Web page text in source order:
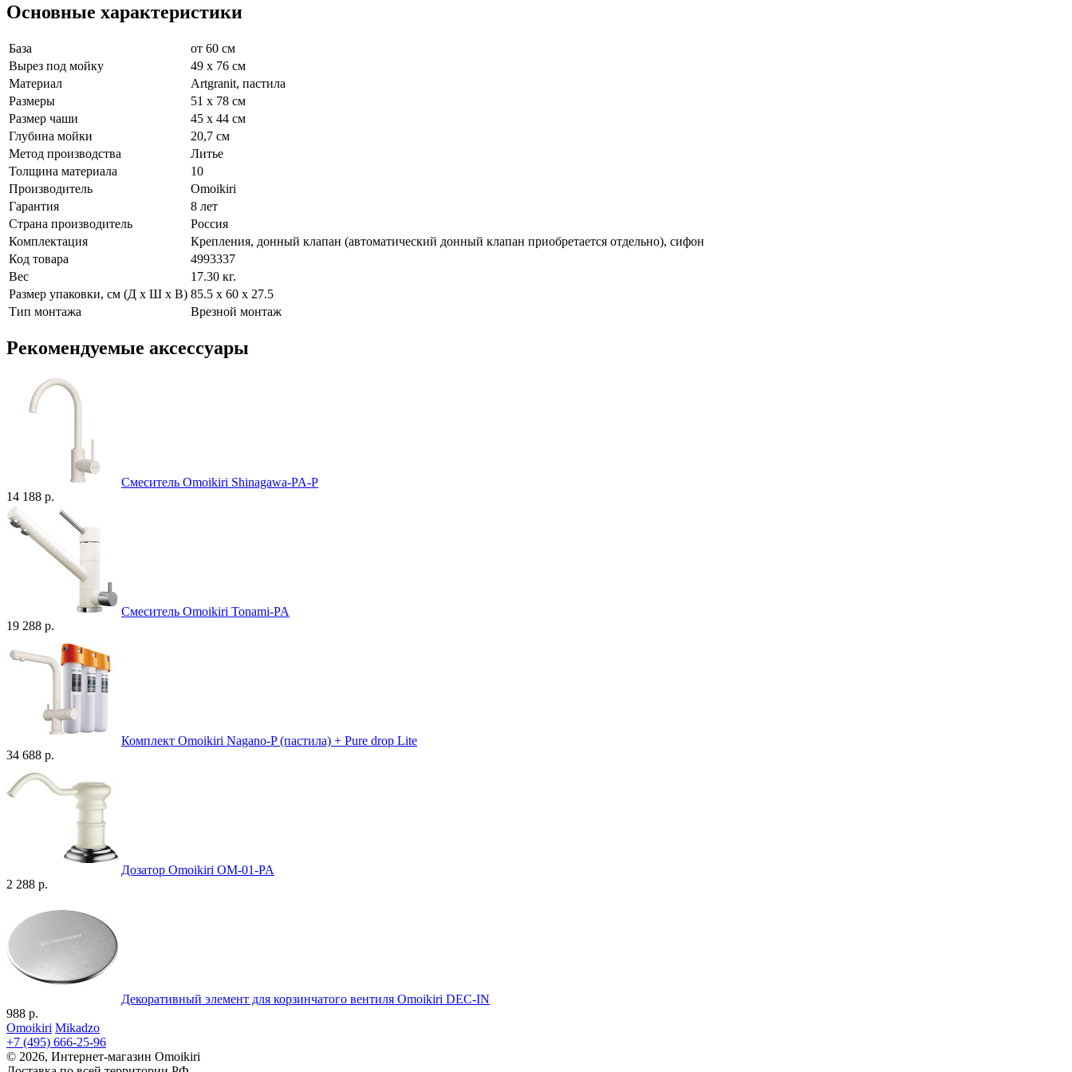
Основные характеристики
База
от 60 см
Вырез под мойку
49 x 76 см
Материал
Artgranit, пастила
Размеры
51 x 78 см
Размер чаши
45 х 44 см
Глубина мойки
20,7 см
Метод производства
Литье
Толщина материала
10
Производитель
Omoikiri
Гарантия
8 лет
Страна производитель
Россия
Комплектация
Крепления, донный клапан (автоматический донный клапан приобретается отдельно), сифон
Код товара
4993337
Вес
17.30 кг.
Размер упаковки, см (Д х Ш х В) 85.5 х 60 х 27.5
Тип монтажа
Врезной монтаж
Рекомендуемые аксессуары
Смеситель Omoikiri Shinagawa-PA-P
14 188 р.
Смеситель Omoikiri Tonami-PA
19 288 р.
Комплект Omoikiri Nagano-P (пастила) + Pure drop Lite
34 688 р.
Дозатор Omoikiri OM-01-PA
2 288 р.
Декоративный элемент для корзинчатого вентиля Omoikiri DEC-IN
988 р.
Omoikiri Mikadzo
+7 (495) 666-25-96
© 2026, Интернет-магазин Omoikiri